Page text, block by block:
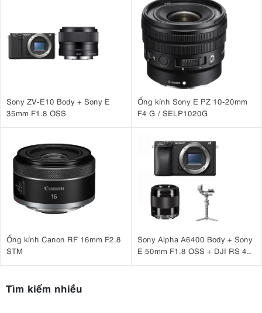
Sony ZV-E10 Body + Sony E
35mm F1.8 OSS
Ống kính Sony E PZ 10-20mm
F4 G / SELP1020G
Ống kính Canon RF 16mm F2.8
STM
Sony Alpha A6400 Body + Sony
E 50mm F1.8 OSS + DJI RS 4
Tìm kiếm nhiều